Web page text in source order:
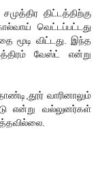
திட்டத்திற்கு
வெட்டப்பட்டது
விட்டது. இந்த
வேஸ்ட் என்று
வாரினாலும்
என்று வல்லுனர்கள்